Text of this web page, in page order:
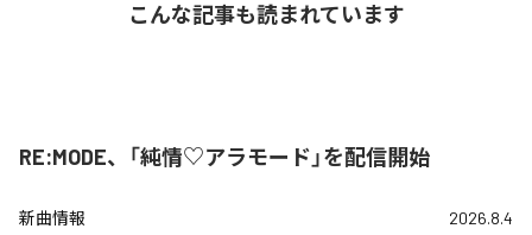
こんな記事も読まれています
RE:MODE、「純情♡アラモード」を配信開始
新曲情報 2026.8.4